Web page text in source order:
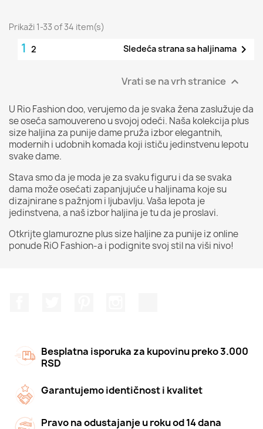
Prikaži 1-33 of 34 item(s)
1 2 Sledeća strana sa haljinama 
Vrati se na vrh stranice 
U Rio Fashion doo, verujemo da je svaka žena zaslužuje da
se oseća samouvereno u svojoj odeći. Naša kolekcija plus
size haljina za punije dame pruža izbor elegantnih,
modernih i udobnih komada koji ističu jedinstvenu lepotu
svake dame.
Stava smo da je moda je za svaku figuru i da se svaka
dama može osećati zapanjujuće u haljinama koje su
dizajnirane s pažnjom i ljubavlju. Vaša lepota je
jedinstvena, a naš izbor haljina je tu da je proslavi.
Otkrijte glamurozne plus size haljine za punije iz online
ponude RiO Fashion-a i podignite svoj stil na viši nivo!
Besplatna isporuka za kupovinu preko 3.000
RSD
Garantujemo identičnost i kvalitet
Pravo na odustajanje u roku od 14 dana